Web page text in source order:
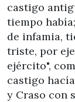
castigo
tiempo
de infamia,
triste, por
ejército",
castigo
y Craso con